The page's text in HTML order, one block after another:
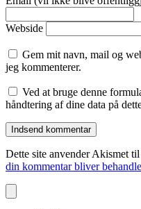
Webside
Gem mit navn, mail og
jeg kommenterer.
Ved at bruge denne
håndtering af dine data på
Dette site anvender Akismet til
din kommentar bliver